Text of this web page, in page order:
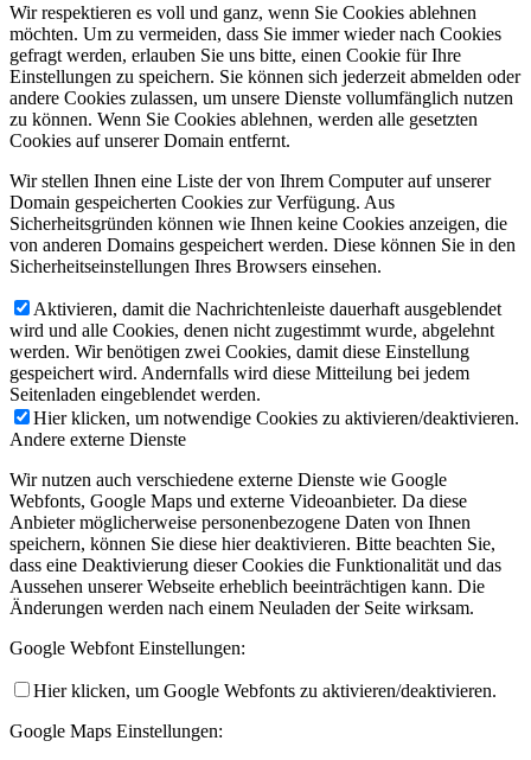
Wir respektieren es voll und ganz, wenn Sie Cookies ablehnen
möchten. Um zu vermeiden, dass Sie immer wieder nach Cookies
gefragt werden, erlauben Sie uns bitte, einen Cookie für Ihre
Einstellungen zu speichern. Sie können sich jederzeit abmelden oder
andere Cookies zulassen, um unsere Dienste vollumfänglich nutzen
zu können. Wenn Sie Cookies ablehnen, werden alle gesetzten
Cookies auf unserer Domain entfernt.
Wir stellen Ihnen eine Liste der von Ihrem Computer auf unserer
Domain gespeicherten Cookies zur Verfügung. Aus
Sicherheitsgründen können wie Ihnen keine Cookies anzeigen, die
von anderen Domains gespeichert werden. Diese können Sie in den
Sicherheitseinstellungen Ihres Browsers einsehen.
Aktivieren, damit die Nachrichtenleiste dauerhaft ausgeblendet
wird und alle Cookies, denen nicht zugestimmt wurde, abgelehnt
werden. Wir benötigen zwei Cookies, damit diese Einstellung
gespeichert wird. Andernfalls wird diese Mitteilung bei jedem
Seitenladen eingeblendet werden.
Hier klicken, um notwendige Cookies zu aktivieren/deaktivieren.
Andere externe Dienste
Wir nutzen auch verschiedene externe Dienste wie Google
Webfonts, Google Maps und externe Videoanbieter. Da diese
Anbieter möglicherweise personenbezogene Daten von Ihnen
speichern, können Sie diese hier deaktivieren. Bitte beachten Sie,
dass eine Deaktivierung dieser Cookies die Funktionalität und das
Aussehen unserer Webseite erheblich beeinträchtigen kann. Die
Änderungen werden nach einem Neuladen der Seite wirksam.
Google Webfont Einstellungen:
Hier klicken, um Google Webfonts zu aktivieren/deaktivieren.
Google Maps Einstellungen: